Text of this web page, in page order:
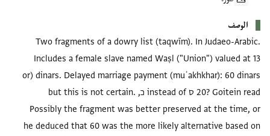
الوصف
Two fragments of a dowry list (taqwīm). In Judaeo-Arabic.
Includes a female slave named Waṣl ("Union") valued at 13
dinars. Delayed marriage payment (muʾakhkhar): 60 dinars (or
20? Goitein read ס instead of כ, but this is not certain.
Possibly the fragment was better preserved at the time, or
he deduced that 60 was the more likely alternative based on